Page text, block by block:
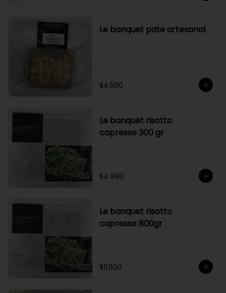
Le banquet pate artesanal
$4.500
Le banquet risotto
capresse 300 gr
$4.990
Le banquet risotto
capresse 800gr
$11.500